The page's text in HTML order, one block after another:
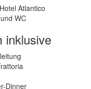
Atlantico
WC
inklusive
Dinner